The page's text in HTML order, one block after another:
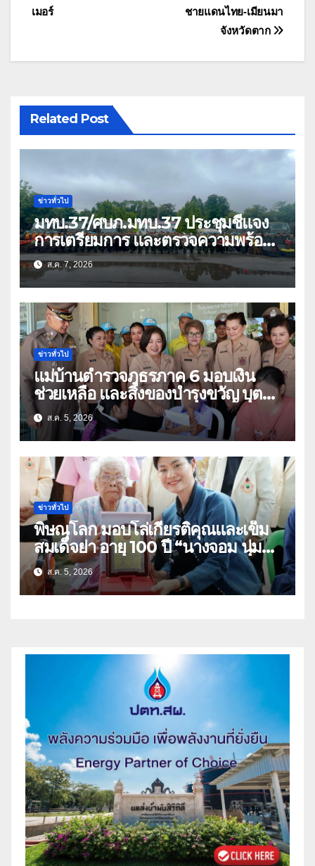
ชายแดนไทย-เมียนมา
จังหวัดตาก
เมอร์
Related Post
ข่าวทั่วไป
มทบ.37/ศบภ.มทบ.37 ประชุมชี้แจง
การเตรียมการ และตรวจความพร้อม
ด้านการบรรเทาสาธารณภัย
ส.ค. 7, 2026
ข่าวทั่วไป
แม่บ้านตำรวจภูธรภาค 6 มอบเงิน
ช่วยเหลือ และสิ่งของบำรุงขวัญ บุตร-
ธิดา ข้าราชการตำรวจจังหวัด
อุทัยธานี
ส.ค. 5, 2026
ข่าวทั่วไป
พิษณุโลก มอบโล่เกียรติคุณและเข็ม
สมเด็จย่า อายุ 100 ปี “นางจอม นุ่ม
เนตร” ตำบลบ้านกร่าง อำเภอเมือง
ส.ค. 5, 2026